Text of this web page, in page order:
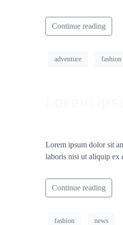
Continue reading
adventure fashion
Lorem ipsum dolor sit
laboris nisi ut aliquip ex
Continue reading
fashion news